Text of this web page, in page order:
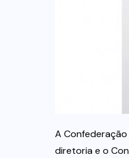
A
diretoria e o